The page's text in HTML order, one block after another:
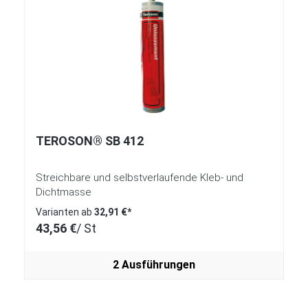
TEROSON® SB 412
Streichbare und selbstverlaufende Kleb- und
Dichtmasse
Varianten ab 32,91 €*
43,56 €/ St
2 Ausführungen